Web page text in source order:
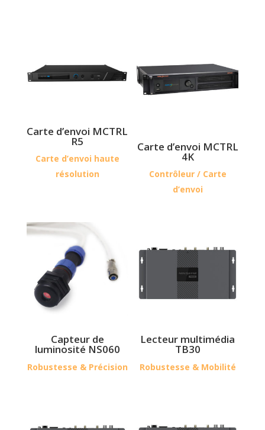
Carte d’envoi MCTRL
R5
Carte d’envoi haute
résolution
Carte d’envoi MCTRL
4K
Contrôleur / Carte
d’envoi
Capteur de
luminosité NS060
Robustesse & Précision
Lecteur multimédia
TB30
Robustesse & Mobilité